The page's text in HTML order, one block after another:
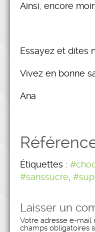
Ainsi, encore
Essayez et dites
Vivez en bonne
Ana
Étiquettes :
#sanssucre
Laisser un
Votre adresse e-mail
champs obligatoires